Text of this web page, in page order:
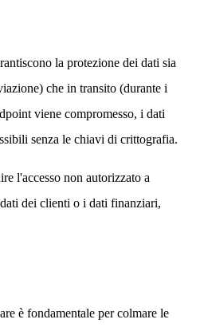
la protezione dei dati sia
che in transito (durante i
viene compromesso, i dati
senza le chiavi di crittografia.
l'accesso non autorizzato a
dei clienti o i dati finanziari,
è fondamentale per colmare le